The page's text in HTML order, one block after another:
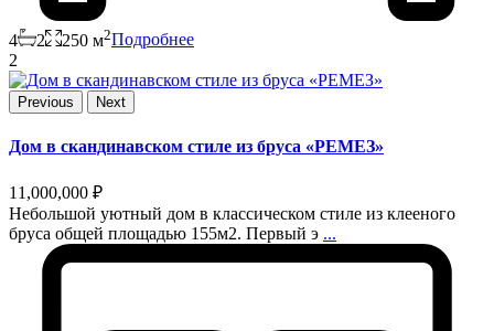
4 2 250 м2Подробнее
2
Previous Next
Дом в скандинавском стиле из бруса «РЕМЕЗ»
11,000,000 ₽
Небольшой уютный дом в классическом стиле из клееного
бруса общей площадью 155м2. Первый э ...